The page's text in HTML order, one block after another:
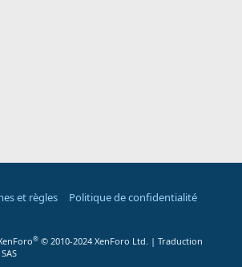
et règles
Politique de confidentialité
® © 2010-2024 XenForo Ltd. | Traduction